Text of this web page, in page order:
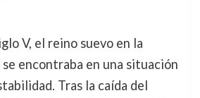
V, el reino suevo en la
encontraba en una situación
Tras la caída del